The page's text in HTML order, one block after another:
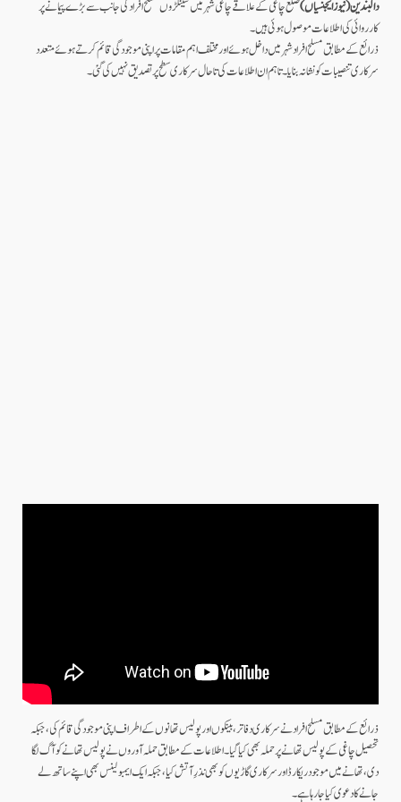
دالبندین(نیوز ایجنسیاں)ضلع چاغی کے علاقے چاغی شہر میں سینکڑوں مسلح افراد کی جانب سے بڑے پیمانے پر
کارروائی کی اطلاعات موصول ہوئی ہیں۔
ذرائع کے مطابق مسلح افراد شہر میں داخل ہوئے اور مختلف اہم مقامات پر اپنی موجودگی قائم کرتے ہوئے متعدد
سرکاری تنصیبات کو نشانہ بنایا۔ تاہم ان اطلاعات کی تاحال سرکاری سطح پر تصدیق نہیں کی گئی۔
ذرائع کے مطابق مسلح افراد نے سرکاری دفاتر، بینکوں اور پولیس تھانوں کے اطراف اپنی موجودگی قائم کی، جبکہ
تحصیل چاغی کے پولیس تھانے پر حملہ بھی کیا گیا۔اطلاعات کے مطابق حملہ آوروں نے پولیس تھانے کو آگ لگا
دی، تھانے میں موجود ریکارڈ اور سرکاری گاڑیوں کو بھی نذرِ آتش کیا، جبکہ ایک ایمبولینس بھی اپنے ساتھ لے
جانے کا دعوی کیا جا رہا ہے۔